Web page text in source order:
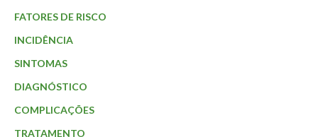
FATORES DE RISCO
INCIDÊNCIA
SINTOMAS
DIAGNÓSTICO
COMPLICAÇÕES
TRATAMENTO